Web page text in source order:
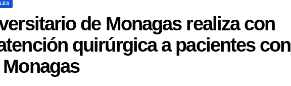
de Monagas realiza con
quirúrgica a pacientes con